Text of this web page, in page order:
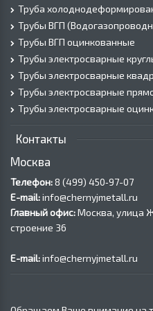
Труба
Трубы ВГП
Трубы ВГП оцинкованные
Трубы электросварные
Трубы электросварные
Трубы электросварные
Трубы электросварные
Контакты
Москва
Телефон:8 (499) 450‑97-07
E-mail:info@chernyjmetall.ru
Главный офис:Москва, улица
строение 36
E-mail:info@chernyjmetall.ru